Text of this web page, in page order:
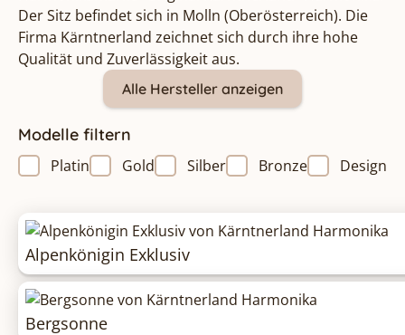
Der Sitz befindet sich in Molln (Oberösterreich). Die
Firma Kärntnerland zeichnet sich durch ihre hohe
Qualität und Zuverlässigkeit aus.
Alle Hersteller anzeigen
Modelle filtern
Platin Gold Silber Bronze Design
Alpenkönigin Exklusiv
Bergsonne